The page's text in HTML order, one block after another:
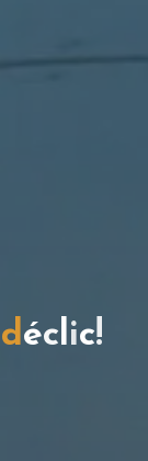
déclic!